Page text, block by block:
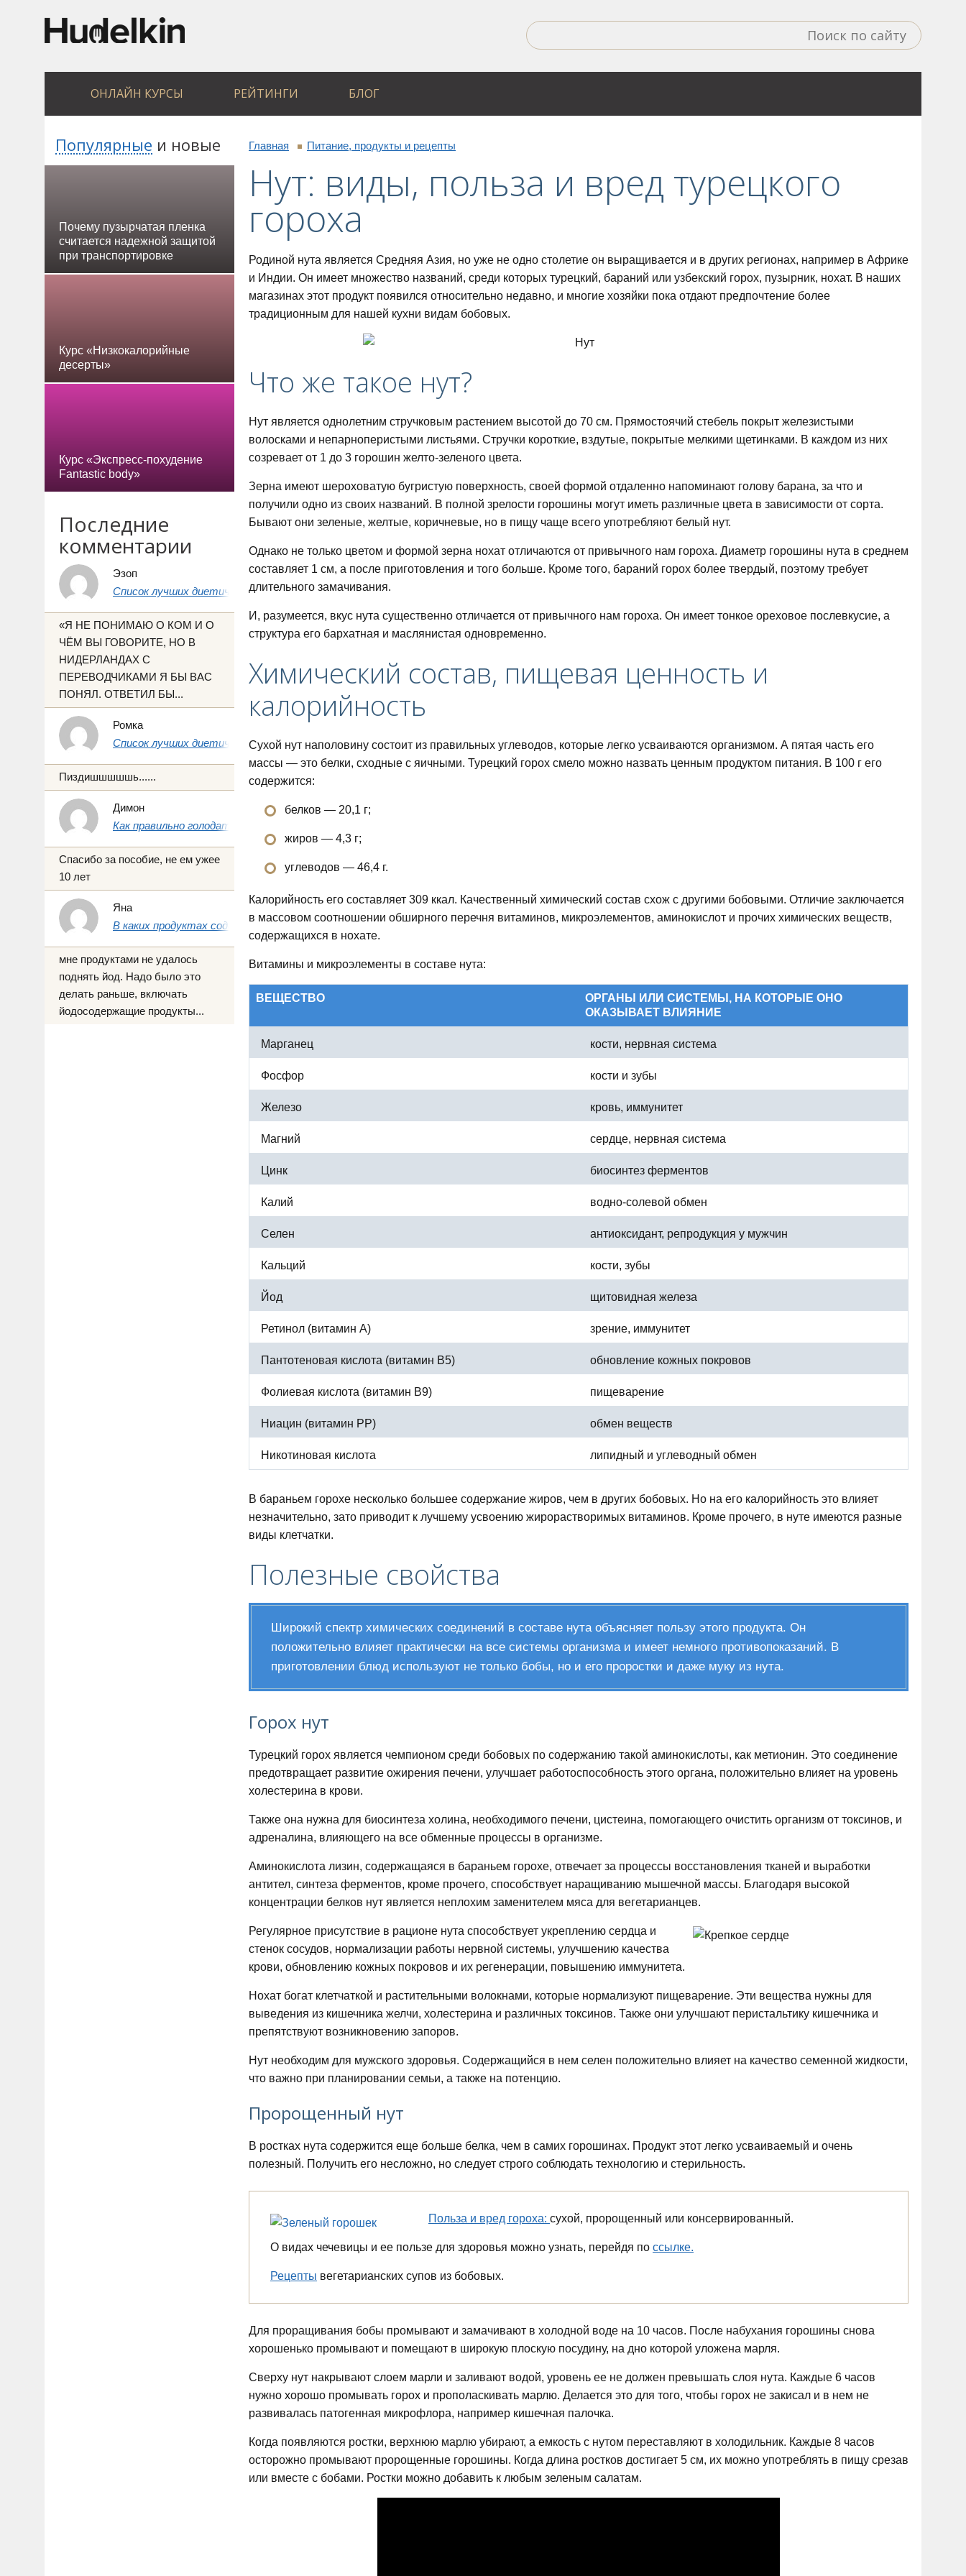
ОНЛАЙН КУРСЫ РЕЙТИНГИ БЛОГ
Главная Питание, продукты и рецепты
Нут: виды, польза и вред турецкого
гороха
Родиной нута является Средняя Азия, но уже не одно столетие он выращивается и в других регионах, например в Африке
и Индии. Он имеет множество названий, среди которых турецкий, бараний или узбекский горох, пузырник, нохат. В наших
магазинах этот продукт появился относительно недавно, и многие хозяйки пока отдают предпочтение более
традиционным для нашей кухни видам бобовых.
Что же такое нут?
Нут является однолетним стручковым растением высотой до 70 см. Прямостоячий стебель покрыт железистыми
волосками и непарноперистыми листьями. Стручки короткие, вздутые, покрытые мелкими щетинками. В каждом из них
созревает от 1 до 3 горошин желто-зеленого цвета.
Зерна имеют шероховатую бугристую поверхность, своей формой отдаленно напоминают голову барана, за что и
получили одно из своих названий. В полной зрелости горошины могут иметь различные цвета в зависимости от сорта.
Бывают они зеленые, желтые, коричневые, но в пищу чаще всего употребляют белый нут.
Однако не только цветом и формой зерна нохат отличаются от привычного нам гороха. Диаметр горошины нута в среднем
составляет 1 см, а после приготовления и того больше. Кроме того, бараний горох более твердый, поэтому требует
длительного замачивания.
И, разумеется, вкус нута существенно отличается от привычного нам гороха. Он имеет тонкое ореховое послевкусие, а
структура его бархатная и маслянистая одновременно.
Химический состав, пищевая ценность и
калорийность
Сухой нут наполовину состоит из правильных углеводов, которые легко усваиваются организмом. А пятая часть его
массы — это белки, сходные с яичными. Турецкий горох смело можно назвать ценным продуктом питания. В 100 г его
содержится:
белков — 20,1 г;
жиров — 4,3 г;
углеводов — 46,4 г.
Калорийность его составляет 309 ккал. Качественный химический состав схож с другими бобовыми. Отличие заключается
в массовом соотношении обширного перечня витаминов, микроэлементов, аминокислот и прочих химических веществ,
содержащихся в нохате.
Витамины и микроэлементы в составе нута:
ВЕЩЕСТВО
ОРГАНЫ ИЛИ СИСТЕМЫ, НА КОТОРЫЕ ОНО
ОКАЗЫВАЕТ ВЛИЯНИЕ
Марганец кости, нервная система
Фосфор кости и зубы
Железо кровь, иммунитет
Магний сердце, нервная система
Цинк биосинтез ферментов
Калий водно-солевой обмен
Селен антиоксидант, репродукция у мужчин
Кальций кости, зубы
Йод щитовидная железа
Ретинол (витамин А) зрение, иммунитет
Пантотеновая кислота (витамин В5) обновление кожных покровов
Фолиевая кислота (витамин В9) пищеварение
Ниацин (витамин РР) обмен веществ
Никотиновая кислота липидный и углеводный обмен
В бараньем горохе несколько большее содержание жиров, чем в других бобовых. Но на его калорийность это влияет
незначительно, зато приводит к лучшему усвоению жирорастворимых витаминов. Кроме прочего, в нуте имеются разные
виды клетчатки.
Полезные свойства
Широкий спектр химических соединений в составе нута объясняет пользу этого продукта. Он
положительно влияет практически на все системы организма и имеет немного противопоказаний. В
приготовлении блюд используют не только бобы, но и его проростки и даже муку из нута.
Горох нут
Турецкий горох является чемпионом среди бобовых по содержанию такой аминокислоты, как метионин. Это соединение
предотвращает развитие ожирения печени, улучшает работоспособность этого органа, положительно влияет на уровень
холестерина в крови.
Также она нужна для биосинтеза холина, необходимого печени, цистеина, помогающего очистить организм от токсинов, и
адреналина, влияющего на все обменные процессы в организме.
Аминокислота лизин, содержащаяся в бараньем горохе, отвечает за процессы восстановления тканей и выработки
антител, синтеза ферментов, кроме прочего, способствует наращиванию мышечной массы. Благодаря высокой
концентрации белков нут является неплохим заменителем мяса для вегетарианцев.
Регулярное присутствие в рационе нута способствует укреплению сердца и
стенок сосудов, нормализации работы нервной системы, улучшению качества
крови, обновлению кожных покровов и их регенерации, повышению иммунитета.
Нохат богат клетчаткой и растительными волокнами, которые нормализуют пищеварение. Эти вещества нужны для
выведения из кишечника желчи, холестерина и различных токсинов. Также они улучшают перистальтику кишечника и
препятствуют возникновению запоров.
Нут необходим для мужского здоровья. Содержащийся в нем селен положительно влияет на качество семенной жидкости,
что важно при планировании семьи, а также на потенцию.
Пророщенный нут
В ростках нута содержится еще больше белка, чем в самих горошинах. Продукт этот легко усваиваемый и очень
полезный. Получить его несложно, но следует строго соблюдать технологию и стерильность.
Польза и вред гороха: сухой, пророщенный или консервированный.
О видах чечевицы и ее пользе для здоровья можно узнать, перейдя по ссылке.
Рецепты вегетарианских супов из бобовых.
Для проращивания бобы промывают и замачивают в холодной воде на 10 часов. После набухания горошины снова
хорошенько промывают и помещают в широкую плоскую посудину, на дно которой уложена марля.
Сверху нут накрывают слоем марли и заливают водой, уровень ее не должен превышать слоя нута. Каждые 6 часов
нужно хорошо промывать горох и прополаскивать марлю. Делается это для того, чтобы горох не закисал и в нем не
развивалась патогенная микрофлора, например кишечная палочка.
Когда появляются ростки, верхнюю марлю убирают, а емкость с нутом переставляют в холодильник. Каждые 8 часов
осторожно промывают пророщенные горошины. Когда длина ростков достигает 5 см, их можно употреблять в пищу срезав
или вместе с бобами. Ростки можно добавить к любым зеленым салатам.
Популярные и новые
Почему пузырчатая пленка
считается надежной защитой
при транспортировке
Курс «Низкокалорийные
десерты»
Курс «Экспресс-похудение
Fantastic body»
Последние
комментарии
Эзоп
Список лучших диетических продуктов питания для похудения
«Я НЕ ПОНИМАЮ О КОМ И О
ЧЁМ ВЫ ГОВОРИТЕ, НО В
НИДЕРЛАНДАХ С
ПЕРЕВОДЧИКАМИ Я БЫ ВАС
ПОНЯЛ. ОТВЕТИЛ БЫ...
Ромка
Список лучших диетических продуктов питания для похудения
Пиздишшшшшь......
Димон
Как правильно голодать на воде 1, 3 и 7 дней
Спасибо за пособие, не ем ужее
10 лет
Яна
В каких продуктах содержится йод: полный список и таблица
мне продуктами не удалось
поднять йод. Надо было это
делать раньше, включать
йодосодержащие продукты...